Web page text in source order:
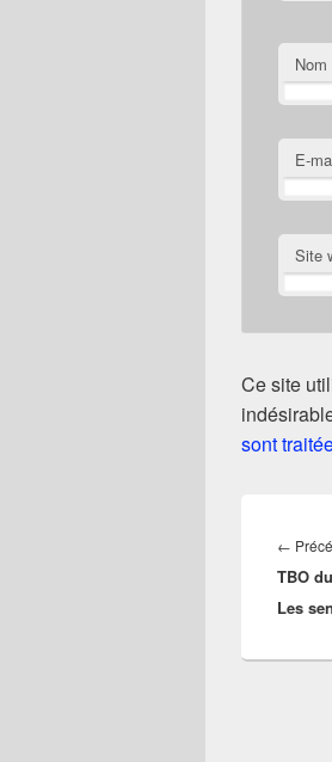
Nom
E-
Site
Ce site
sont
de
l’article
←
TBO
Les